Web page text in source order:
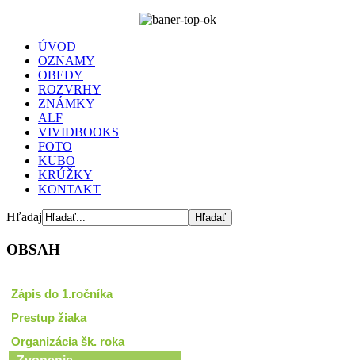
ÚVOD
OZNAMY
OBEDY
ROZVRHY
ZNÁMKY
ALF
VIVIDBOOKS
FOTO
KUBO
KRÚŽKY
KONTAKT
Hľadaj
OBSAH
Zápis do 1.ročníka
Prestup žiaka
Organizácia šk. roka